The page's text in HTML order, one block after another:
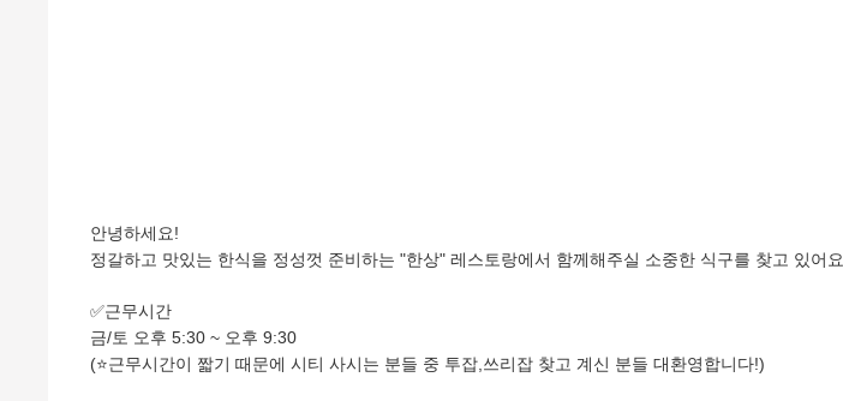
안녕하세요!
정갈하고 맛있는 한식을 정성껏 준비하는 "한상" 레스토랑에서 함께해주실 소중한 식구를 찾고 있어요.
✅근무시간
금/토 오후 5:30 ~ 오후 9:30
(⭐️근무시간이 짧기 때문에 시티 사시는 분들 중 투잡,쓰리잡 찾고 계신 분들 대환영합니다!)